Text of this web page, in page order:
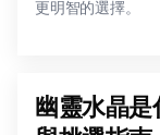
更明智的選擇。
幽靈水晶